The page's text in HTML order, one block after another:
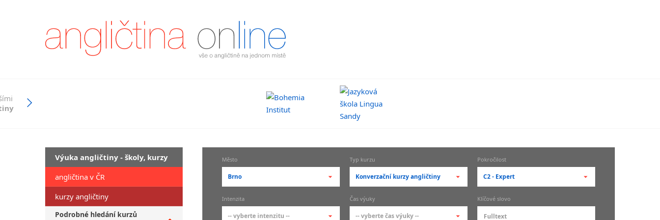
Výuka angličtiny - školy, kurzy
angličtina v ČR
kurzy angličtiny
Podrobné hledání kurzů
Město
Brno
-- vyberte město --
pražské městské části
Typ kurzu
Konverzační kurzy angličtiny
-- vyberte typ --
základní členění kurzů
Pokročilost
C2 - Expert
-- vyberte pokročilost --
Intenzita
-- vyberte intenzitu --
Čas výuky
-- vyberte čas výuky --
Klíčové slovo